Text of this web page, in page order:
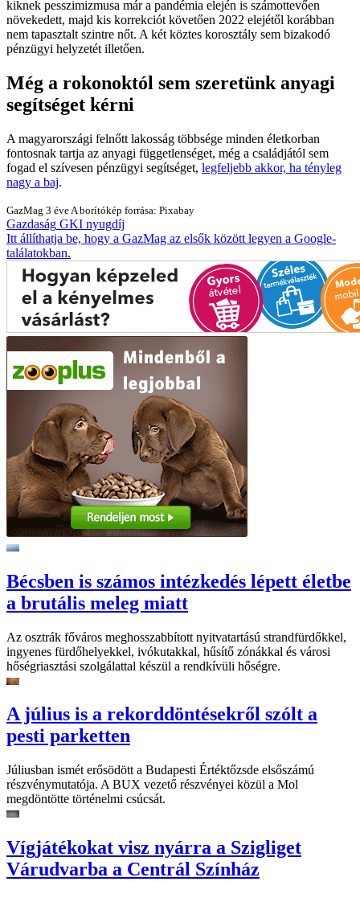
kiknek pesszimizmusa már a pandémia elején is számottevően
növekedett, majd kis korrekciót követően 2022 elejétől korábban
nem tapasztalt szintre nőt. A két köztes korosztály sem bizakodó
pénzügyi helyzetét illetően.
Még a rokonoktól sem szeretünk anyagi
segítséget kérni
A magyarországi felnőtt lakosság többsége minden életkorban
fontosnak tartja az anyagi függetlenséget, még a családjától sem
fogad el szívesen pénzügyi segítséget, legfeljebb akkor, ha tényleg
nagy a baj.
GazMag 3 éve A borítókép forrása: Pixabay
Gazdaság GKI nyugdíj
Itt állíthatja be, hogy a GazMag az elsők között legyen a Google-
találatokban.
Bécsben is számos intézkedés lépett életbe
a brutális meleg miatt
Az osztrák főváros meghosszabbított nyitvatartású strandfürdőkkel,
ingyenes fürdőhelyekkel, ivókutakkal, hűsítő zónákkal és városi
hőségriasztási szolgálattal készül a rendkívüli hőségre.
A július is a rekorddöntésekről szólt a
pesti parketten
Júliusban ismét erősödött a Budapesti Értéktőzsde elsőszámú
részvénymutatója. A BUX vezető részvényei közül a Mol
megdöntötte történelmi csúcsát.
Vígjátékokat visz nyárra a Szigliget
Várudvarba a Centrál Színház